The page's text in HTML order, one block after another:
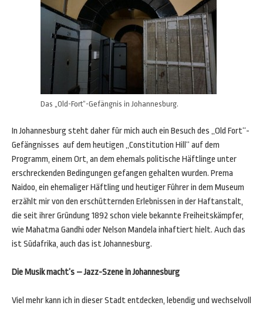
Das „Old-Fort“-Gefängnis in Johannesburg.
In Johannesburg steht daher für mich auch ein Besuch des „Old Fort“-
Gefängnisses auf dem heutigen „Constitution Hill“ auf dem
Programm, einem Ort, an dem ehemals politische Häftlinge unter
erschreckenden Bedingungen gefangen gehalten wurden. Prema
Naidoo, ein ehemaliger Häftling und heutiger Führer in dem Museum
erzählt mir von den erschütternden Erlebnissen in der Haftanstalt,
die seit ihrer Gründung 1892 schon viele bekannte Freiheitskämpfer,
wie Mahatma Gandhi oder Nelson Mandela inhaftiert hielt. Auch das
ist Südafrika, auch das ist Johannesburg.
Die Musik macht’s – Jazz-Szene in Johannesburg
Viel mehr kann ich in dieser Stadt entdecken, lebendig und wechselvoll